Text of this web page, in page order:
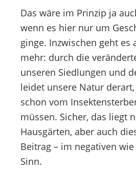
Das wäre im Prinzip ja
wenn es hier nur um
ginge. Inzwischen geht es
mehr: durch die
unseren Siedlungen und
leidet unsere Natur
schon vom
müssen. Sicher, das liegt
Hausgärten, aber auch
Beitrag – im negativen
Sinn.